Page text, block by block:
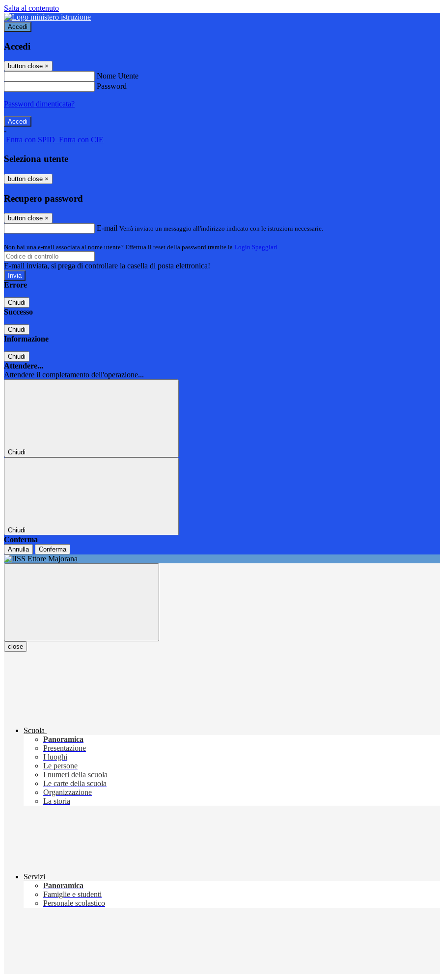
Salta al contenuto
Accedi
Accedi
button close ×
Nome Utente
Password
Password dimenticata?
-
Entra con SPID Entra con CIE
Seleziona utente
button close ×
Recupero password
button close ×
E-mail Verrà inviato un messaggio all'indirizzo indicato con le istruzioni necessarie.
Non hai una e-mail associata al nome utente? Effettua il reset della password tramite la Login Spaggiari
E-mail inviata, si prega di controllare la casella di posta elettronica!
Errore
Chiudi
Successo
Chiudi
Informazione
Chiudi
Attendere...
Attendere il completamento dell'operazione...
Chiudi
Chiudi
Conferma
Annulla Conferma
close
Scuola
Panoramica
Presentazione
I luoghi
Le persone
I numeri della scuola
Le carte della scuola
Organizzazione
La storia
Servizi
Panoramica
Famiglie e studenti
Personale scolastico